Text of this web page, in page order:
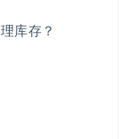
库存？